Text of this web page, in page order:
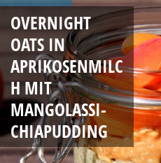
OVERNIGHT
OATS IN
APRIKOSENMILC
H MIT
MANGOLASSI-
CHIAPUDDING